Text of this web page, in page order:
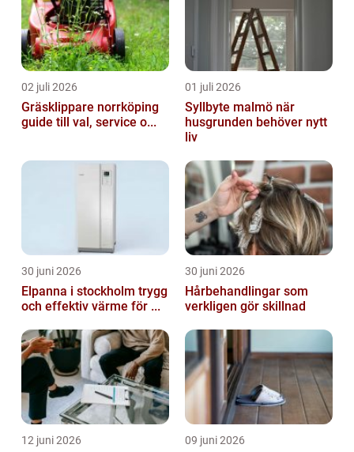
02 juli 2026
Gräsklippare norrköping
guide till val, service o...
01 juli 2026
Syllbyte malmö när
husgrunden behöver nytt
liv
30 juni 2026
Elpanna i stockholm trygg
och effektiv värme för ...
30 juni 2026
Hårbehandlingar som
verkligen gör skillnad
12 juni 2026 09 juni 2026